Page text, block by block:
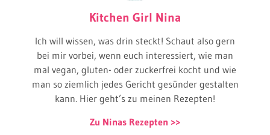
Kitchen Girl Nina
Ich will wissen, was drin steckt! Schaut also gern
bei mir vorbei, wenn euch interessiert, wie man
mal vegan, gluten- oder zuckerfrei kocht und wie
man so ziemlich jedes Gericht gesünder gestalten
kann. Hier geht’s zu meinen Rezepten!
Zu Ninas Rezepten